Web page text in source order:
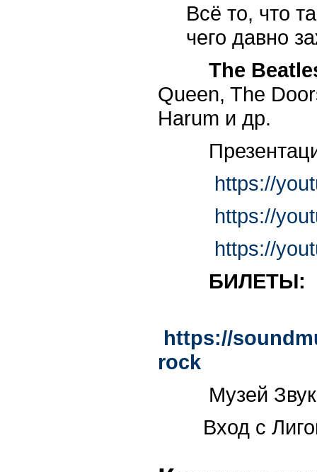
Всё то, что
чего давно
The
Queen, The
Harum и
https://
https://
https://
БИЛЕТЫ:
https://
rock
Музей Звука
Вход с